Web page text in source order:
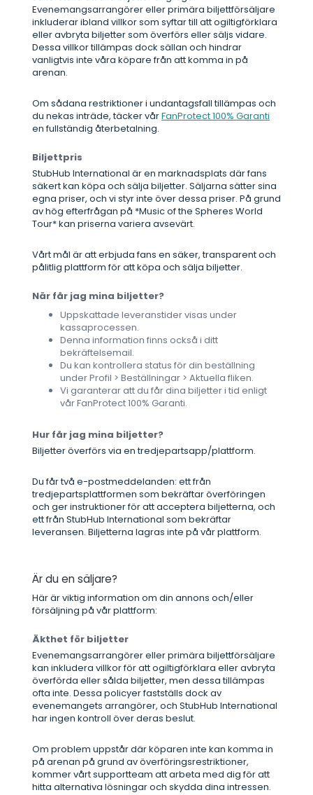
Evenemangsarrangörer eller primära biljettförsäljare
inkluderar ibland villkor som syftar till att ogiltigförklara
eller avbryta biljetter som överförs eller säljs vidare.
Dessa villkor tillämpas dock sällan och hindrar
vanligtvis inte våra köpare från att komma in på
arenan.
Om sådana restriktioner i undantagsfall tillämpas och
du nekas inträde, täcker vårFanProtect 100% Garanti
en fullständig återbetalning.
Biljettpris
StubHub International är en marknadsplats där fans
säkert kan köpa och sälja biljetter. Säljarna sätter sina
egna priser, och vi styr inte över dessa priser. På grund
av hög efterfrågan på *Music of the Spheres World
Tour* kan priserna variera avsevärt.
Vårt mål är att erbjuda fans en säker, transparent och
pålitlig plattform för att köpa och sälja biljetter.
När får jag mina biljetter?
Uppskattade leveranstider visas under
kassaprocessen.
Denna information finns också i ditt
bekräftelsemail.
Du kan kontrollera status för din beställning
under Profil > Beställningar > Aktuella fliken.
Vi garanterar att du får dina biljetter i tid enligt
vår FanProtect 100% Garanti.
Hur får jag mina biljetter?
Biljetter överförs via en tredjepartsapp/plattform.
Du får två e-postmeddelanden: ett från
tredjepartsplattformen som bekräftar överföringen
och ger instruktioner för att acceptera biljetterna, och
ett från StubHub International som bekräftar
leveransen. Biljetterna lagras inte på vår plattform.
Är du en säljare?
Här är viktig information om din annons och/eller
försäljning på vår plattform:
Äkthet för biljetter
Evenemangsarrangörer eller primära biljettförsäljare
kan inkludera villkor för att ogiltigförklara eller avbryta
överförda eller sålda biljetter, men dessa tillämpas
ofta inte. Dessa policyer fastställs dock av
evenemangets arrangörer, och StubHub International
har ingen kontroll över deras beslut.
Om problem uppstår där köparen inte kan komma in
på arenan på grund av överföringsrestriktioner,
kommer vårt supportteam att arbeta med dig för att
hitta alternativa lösningar och skydda dina intressen.